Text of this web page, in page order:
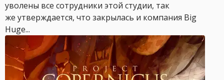
уволены все сотрудники этой студии, так
же утверждается, что закрылась и компания Big
Huge...